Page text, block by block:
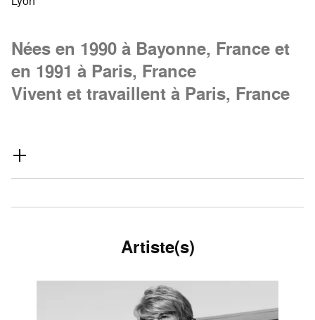
Nées en 1990 à Bayonne, France et
en 1991 à Paris, France
Vivent et travaillent à Paris, France
Artiste(s)